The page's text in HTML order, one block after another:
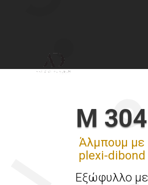
M 304
Άλμπουμ με
plexi-dibond
Εξώφυλλο με